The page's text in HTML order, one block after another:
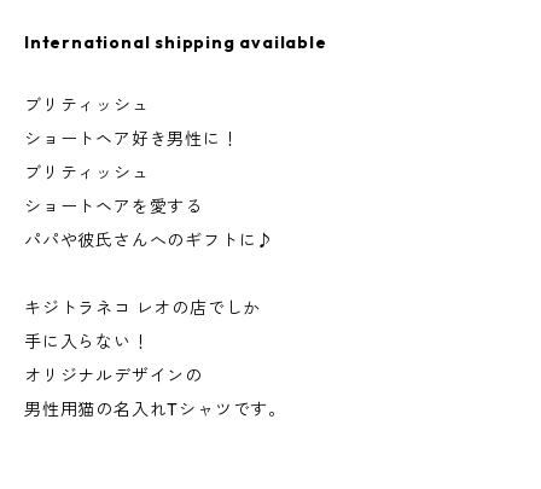
International shipping available
ブリティッシュ
ショートヘア好き男性に！
ブリティッシュ
ショートヘアを愛する
パパや彼氏さんへのギフトに♪
キジトラネコ レオの店でしか
手に入らない！
オリジナルデザインの
男性用猫の名入れTシャツです。